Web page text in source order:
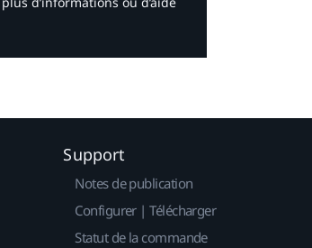
Support
Notes de publication
Configurer | Télécharger
Statut de la commande